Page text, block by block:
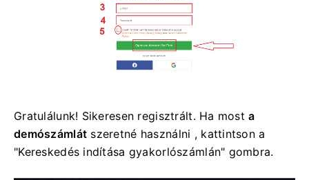
Gratulálunk! Sikeresen regisztrált. Ha mosta
demószámlát szeretné használni , kattintson a
"Kereskedés indítása gyakorlószámlán" gombra.